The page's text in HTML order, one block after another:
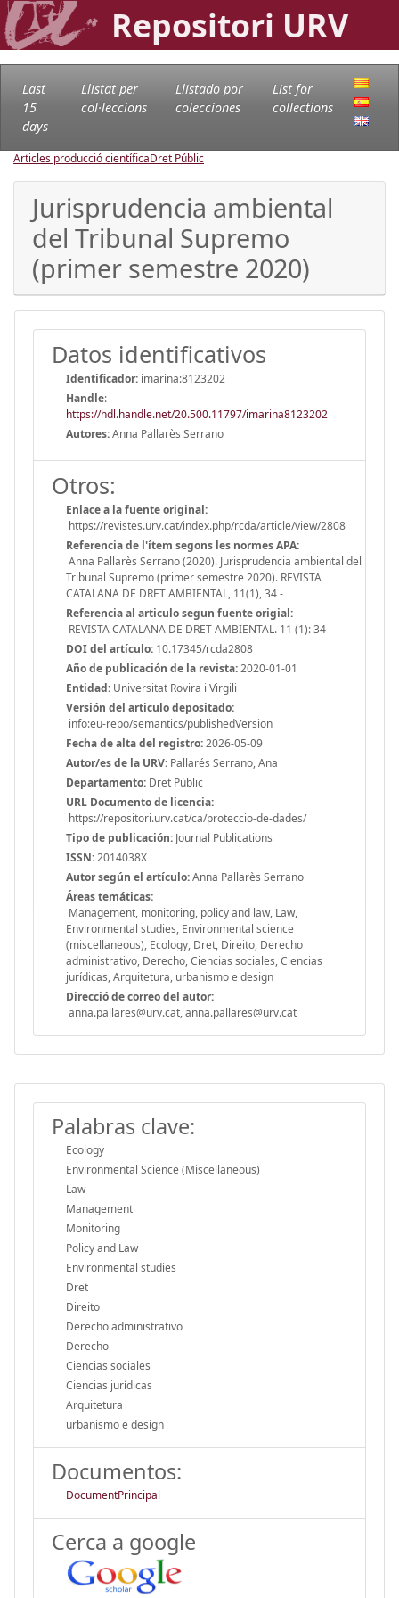
Repositori URV
Last
15
days
Llistat per
col·leccions
Llistado por
colecciones
List for
collections
Articles producció científicaDret Públic
Jurisprudencia ambiental
del Tribunal Supremo
(primer semestre 2020)
Datos identificativos
Identificador: imarina:8123202
Handle:
https://hdl.handle.net/20.500.11797/imarina8123202
Autores:Anna Pallarès Serrano
Otros:
Enlace a la fuente original:
https://revistes.urv.cat/index.php/rcda/article/view/2808
Referencia de l'ítem segons les normes APA:
Anna Pallarès Serrano (2020). Jurisprudencia ambiental del
Tribunal Supremo (primer semestre 2020). REVISTA
CATALANA DE DRET AMBIENTAL, 11(1), 34 -
Referencia al articulo segun fuente origial:
REVISTA CATALANA DE DRET AMBIENTAL. 11 (1): 34 -
DOI del artículo: 10.17345/rcda2808
Año de publicación de la revista:2020-01-01
Entidad: Universitat Rovira i Virgili
Versión del articulo depositado:
info:eu-repo/semantics/publishedVersion
Fecha de alta del registro:2026-05-09
Autor/es de la URV: Pallarés Serrano, Ana
Departamento: Dret Públic
URL Documento de licencia:
https://repositori.urv.cat/ca/proteccio-de-dades/
Tipo de publicación: Journal Publications
ISSN:2014038X
Autor según el artículo:Anna Pallarès Serrano
Áreas temáticas:
Management, monitoring, policy and law, Law,
Environmental studies, Environmental science
(miscellaneous), Ecology, Dret, Direito, Derecho
administrativo, Derecho, Ciencias sociales, Ciencias
jurídicas, Arquitetura, urbanismo e design
Direcció de correo del autor:
anna.pallares@urv.cat, anna.pallares@urv.cat
Palabras clave:
Ecology
Environmental Science (Miscellaneous)
Law
Management
Monitoring
Policy and Law
Environmental studies
Dret
Direito
Derecho administrativo
Derecho
Ciencias sociales
Ciencias jurídicas
Arquitetura
urbanismo e design
Documentos:
DocumentPrincipal
Cerca a google